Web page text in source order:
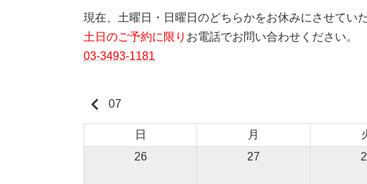
現在、土曜日・日曜日のどちらかをお休みにさせてい
土日のご予約に限り お電話でお問い合わせください。
03-3493-1181
keyboard_arrow_left 07
日 月
26
27